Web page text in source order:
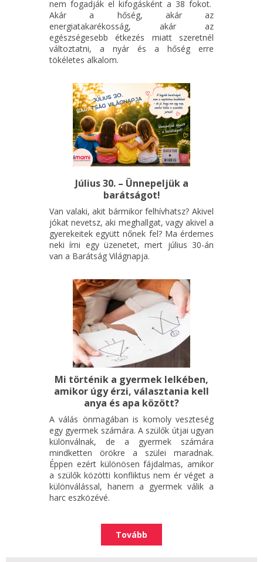
nem fogadják el kifogásként a 38 fokot.
Akár a hőség, akár az
energiatakarékosság, akár az
egészségesebb étkezés miatt szeretnél
változtatni, a nyár és a hőség erre
tökéletes alkalom.
Július 30. – Ünnepeljük a
barátságot!
Van valaki, akit bármikor felhívhatsz? Akivel
jókat nevetsz, aki meghallgat, vagy akivel a
gyerekeitek együtt nőnek fel? Ma érdemes
neki írni egy üzenetet, mert július 30-án
van a Barátság Világnapja.
Mi történik a gyermek lelkében,
amikor úgy érzi, választania kell
anya és apa között?
A válás önmagában is komoly veszteség
egy gyermek számára. A szülők útjai ugyan
különválnak, de a gyermek számára
mindketten örökre a szülei maradnak.
Éppen ezért különösen fájdalmas, amikor
a szülők közötti konfliktus nem ér véget a
különválással, hanem a gyermek válik a
harc eszközévé.
Tovább